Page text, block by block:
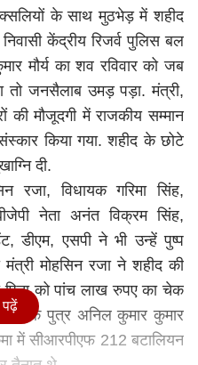
के साथ मुठभेड़ में शहीद
केंद्रीय रिजर्व पुलिस बल
मौर्य का शव रविवार को जब
जनसैलाब उमड़ पड़ा. मंत्री,
मौजूदगी में राजकीय सम्मान
किया गया. शहीद के छोटे
दी.
रजा, विधायक गरिमा सिंह,
नेता अनंत विक्रम सिंह,
डीएम, एसपी ने भी उन्हें पुष्प
मोहसिन रजा ने शहीद की
को पांच लाख रुपए का चेक
के पुत्र अनिल कुमार कुमार
में सीआरपीएफ 212 बटालियन